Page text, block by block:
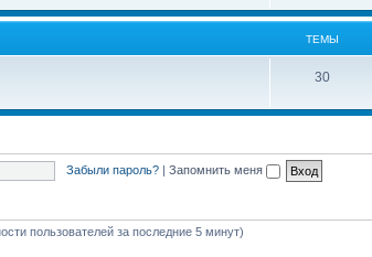
ТЕМЫ
30
Забыли пароль? | Запомнить меня
пользователей за последние 5 минут)